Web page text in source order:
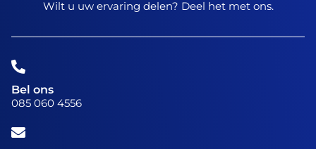
Wilt u uw ervaring delen? Deel het met ons.
Bel ons
085 060 4556